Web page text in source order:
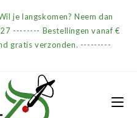
je langskomen? Neem dan
-------- Bestellingen vanaf €
gratis verzonden. ---------